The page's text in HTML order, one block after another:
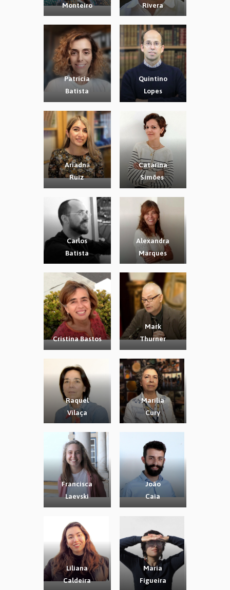
Monteiro
Rivera
Patrícia
Batista
Quintino
Lopes
Ariadna
Ruiz
Catarina
Simões
Carlos
Batista
Alexandra
Marques
Cristina Bastos
Mark
Thurner
Raquel
Vilaça
Marília
Cury
Francisca
Laevski
João
Caia
Liliana
Caldeira
Maria
Figueira